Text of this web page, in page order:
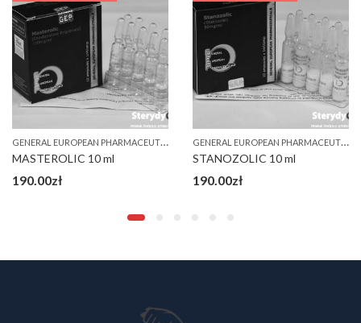
G
ENERAL EUROPEAN PHARMACEUTICALS (GEP)
MASTEROLIC 10 ml
190.00zł
G
ENERAL EUROPEAN PHARMACEUTICALS (GEP)
STANOZOLIC 10 ml
190.00zł